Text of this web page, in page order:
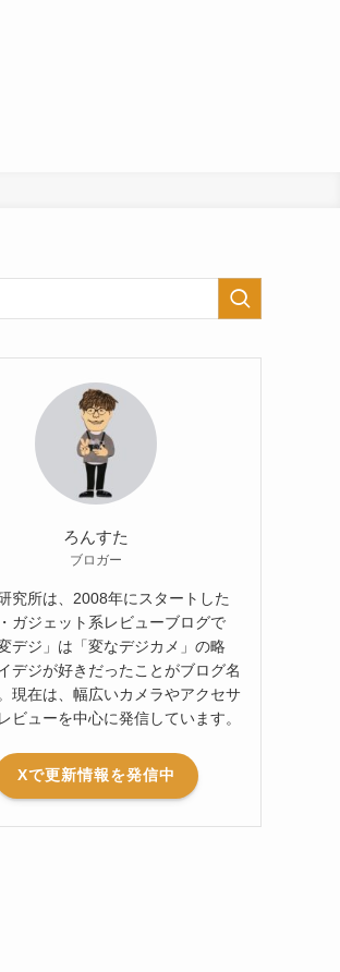
ろんすた
ブロガー
究所は、2008年にスタートした
ガジェット系レビューブログで
デジ」は「変なデジカメ」の略
デジが好きだったことがブログ名
現在は、幅広いカメラやアクセサ
ビューを中心に発信しています。
Xで更新情報を発信中